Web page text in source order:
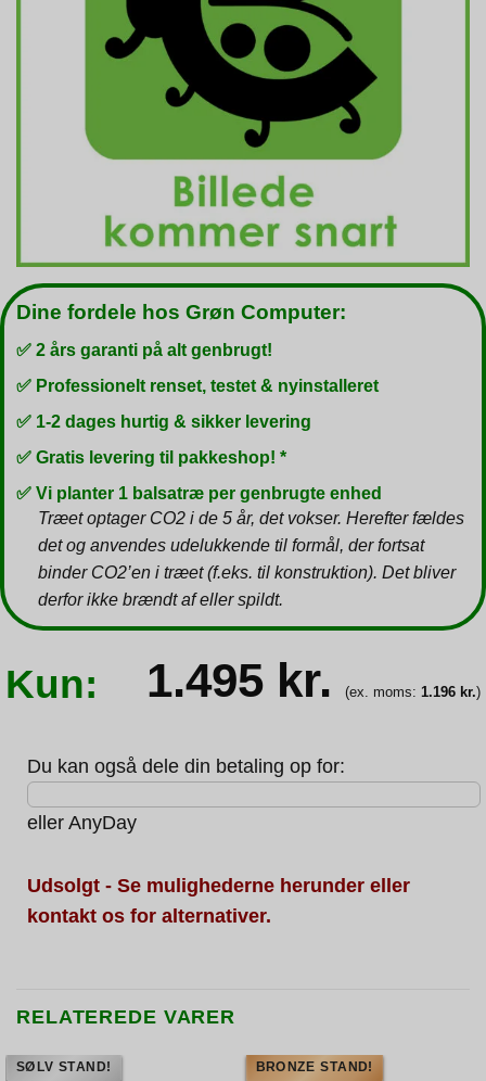
Dine fordele hos Grøn Computer:
✅ 2 års garanti på alt genbrugt!
✅ Professionelt renset, testet & nyinstalleret
✅ 1-2 dages hurtig & sikker levering
✅ Gratis levering til pakkeshop! *
✅ Vi planter 1 balsatræ per genbrugte enhed
Træet optager CO2 i de 5 år, det vokser. Herefter fældes
det og anvendes udelukkende til formål, der fortsat
binder CO2’en i træet (f.eks. til konstruktion). Det bliver
derfor ikke brændt af eller spildt.
Kun: 1.495 kr. (ex. moms: 1.196 kr.)
Du kan også dele din betaling op for:
eller AnyDay
Udsolgt - Se mulighederne herunder eller
kontakt os for alternativer.
RELATEREDE VARER
SØLV STAND! BRONZE STAND!